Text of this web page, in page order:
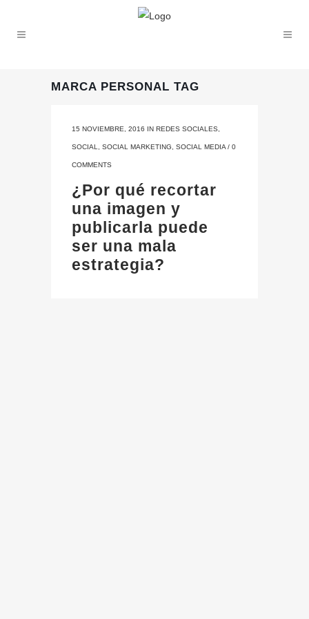
MARCA PERSONAL TAG
15 NOVIEMBRE, 2016 IN REDES SOCIALES
SOCIAL SOCIAL MARKETING SOCIAL MEDIA / 0
COMMENTS
¿Por qué recortar
una imagen y
publicarla puede
ser una mala
estrategia?